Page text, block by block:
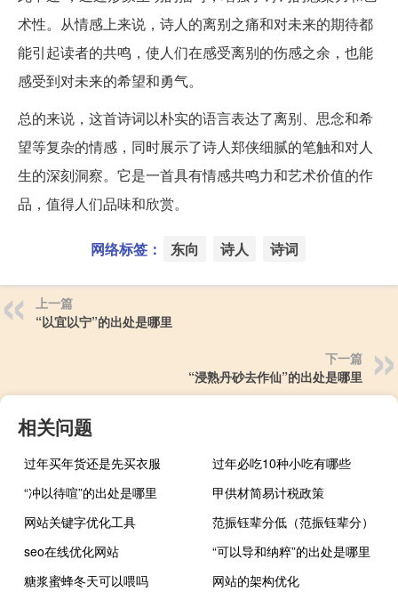
术性。从情感上来说，诗人的离别之痛和对未来的期待都
能引起读者的共鸣，使人们在感受离别的伤感之余，也能
感受到对未来的希望和勇气。
总的来说，这首诗词以朴实的语言表达了离别、思念和希
望等复杂的情感，同时展示了诗人郑侠细腻的笔触和对人
生的深刻洞察。它是一首具有情感共鸣力和艺术价值的作
品，值得人们品味和欣赏。
网络标签： 东向 诗人 诗词
上一篇
“以宜以宁”的出处是哪里
下一篇
“浸熟丹砂去作仙”的出处是哪里
相关问题
过年买年货还是先买衣服
过年必吃10种小吃有哪些
“冲以待喧”的出处是哪里
甲供材简易计税政策
网站关键字优化工具
范振钰辈分低（范振钰辈分）
seo在线优化网站
“可以导和纳粹”的出处是哪里
糖浆蜜蜂冬天可以喂吗
网站的架构优化